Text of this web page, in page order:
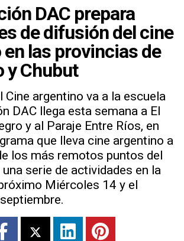
DAC prepara
de difusión del cine
las provincias de
y Chubut
Cine argentino va a la escuela
DAC llega esta semana a El
y al Paraje Entre Ríos, en
que lleva cine argentino a
los más remotos puntos del
serie de actividades en la
Miércoles 14 y el